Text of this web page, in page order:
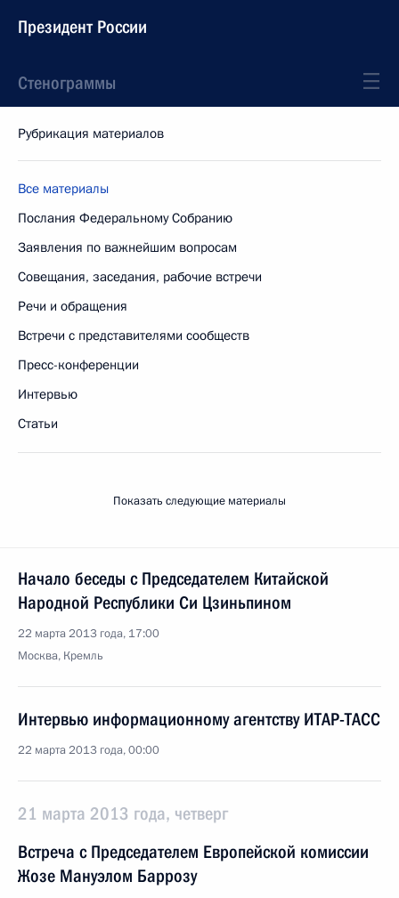
Президент России
Стенограммы
Рубрикация материалов
Все материалы
Послания Федеральному Собранию
Заявления по важнейшим вопросам
Совещания, заседания, рабочие встречи
Речи и обращения
Встречи с представителями сообществ
Пресс-конференции
Интервью
Статьи
Показать следующие материалы
Начало беседы с Председателем Китайской
Народной Республики Си Цзиньпином
22 марта 2013 года, 17:00
Москва, Кремль
Интервью информационному агентству ИТАР-ТАСС
22 марта 2013 года, 00:00
21 марта 2013 года, четверг
Встреча с Председателем Европейской комиссии
Жозе Мануэлом Баррозу